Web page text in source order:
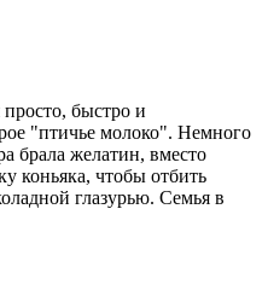
быстро и
"птичье молоко". Немного
брала желатин, вместо
коньяка, чтобы отбить
глазурью. Семья в